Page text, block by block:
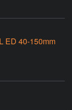
ED 40-150mm